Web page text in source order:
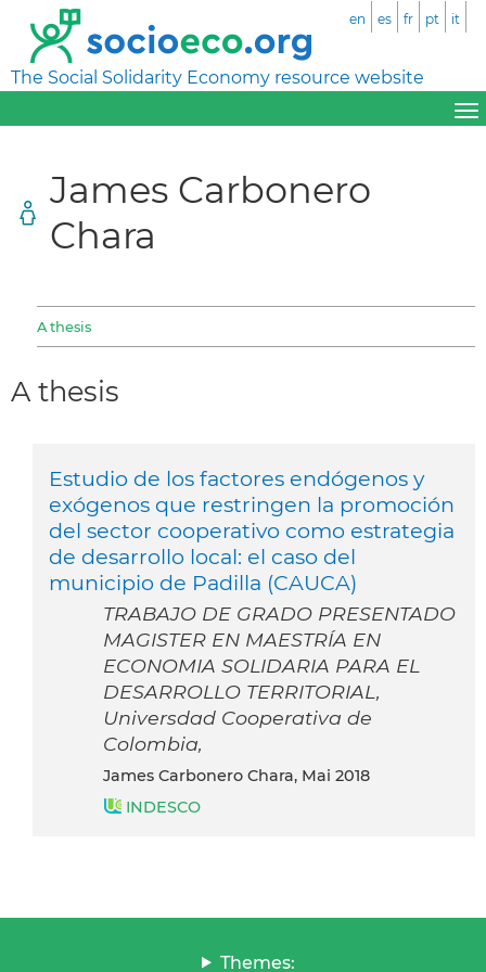
The Social Solidarity Economy resource website
en es fr pt it
James Carbonero
Chara
A thesis
A thesis
Estudio de los factores endógenos y
exógenos que restringen la promoción
del sector cooperativo como estrategia
de desarrollo local: el caso del
municipio de Padilla (CAUCA)
TRABAJO DE GRADO PRESENTADO
MAGISTER EN MAESTRÍA EN
ECONOMIA SOLIDARIA PARA EL
DESARROLLO TERRITORIAL,
Universdad Cooperativa de
Colombia,
James Carbonero Chara, Mai 2018
INDESCO
Themes: